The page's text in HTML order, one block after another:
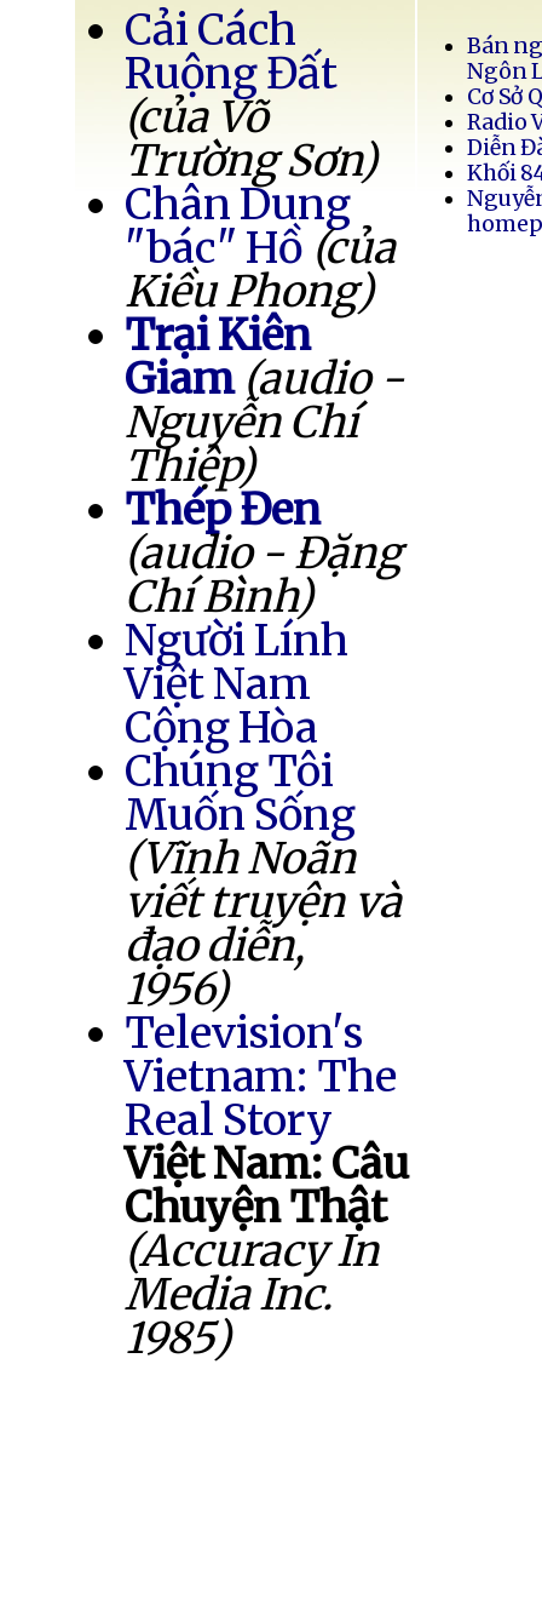
Cải Cách
Ruộng Đất
(của Võ
Trường Sơn)
Chân Dung
"bác" Hồ (của
Kiều Phong)
Trại Kiên
Giam (audio -
Nguyễn Chí
Thiệp)
Thép Đen
(audio - Đặng
Chí Bình)
Người Lính
Việt Nam
Cộng Hòa
Chúng Tôi
Muốn Sống
(Vĩnh Noãn
viết truyện và
đạo diễn,
1956)
Television's
Vietnam: The
Real Story
Việt Nam: Câu
Chuyện Thật
(Accuracy In
Media Inc.
1985)
Bán
Ngôn
Cơ Sở
Radio
Diễn
Khối